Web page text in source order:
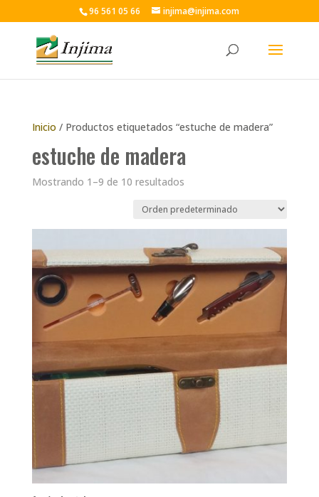
96 561 05 66 injima@injima.com
Inicio / Productos etiquetados “estuche de madera”
estuche de madera
Mostrando 1–9 de 10 resultados